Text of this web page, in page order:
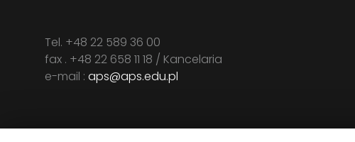
Tel. +48 22 589 36 00
fax . +48 22 658 11 18 / Kancelaria
e-mail : aps@aps.edu.pl